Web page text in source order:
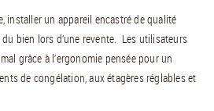
installer un appareil encastré de qualité
bien lors d’une revente. Les utilisateurs
grâce à l’ergonomie pensée pour un
de congélation, aux étagères réglables et